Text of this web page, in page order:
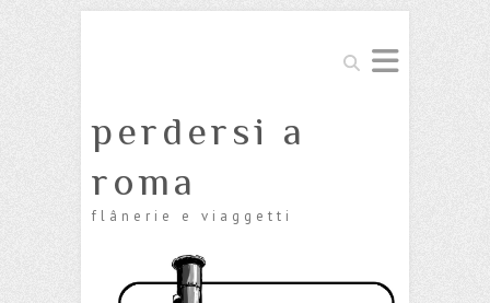
Cerca
perdersi a
roma
flânerie e viaggetti